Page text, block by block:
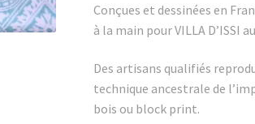
Conçues et dessinées en
à la main pour VILLA D’ISSI
Des artisans qualifiés
technique ancestrale de
bois ou block print.